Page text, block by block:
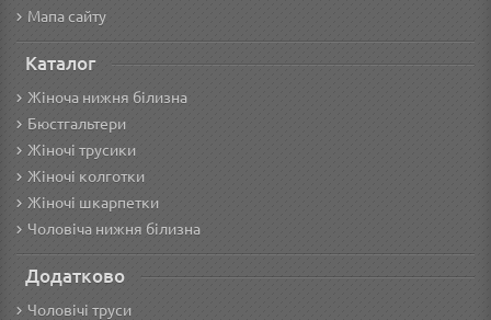
Мапа сайту
Каталог
Жіноча нижня білизна
Бюстгальтери
Жіночі трусики
Жіночі колготки
Жіночі шкарпетки
Чоловіча нижня білизна
Додатково
Чоловічі труси